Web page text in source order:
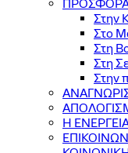
Στην
Στο
Στη
Στη
Στην
Η